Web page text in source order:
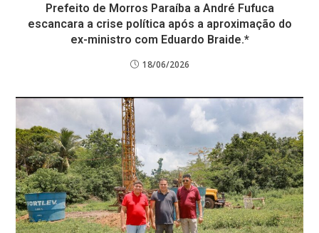
Prefeito de Morros Paraíba a André Fufuca
escancara a crise política após a aproximação do
ex-ministro com Eduardo Braide.*
18/06/2026